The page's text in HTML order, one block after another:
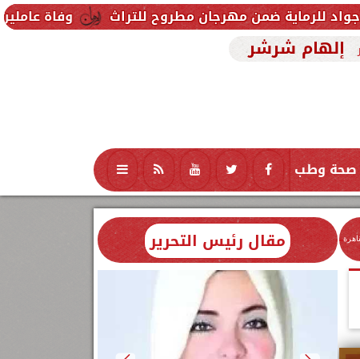
وفاة عاملين متأثرين مهرجان مطروح للتراث
إلهام شرشر
صحة وطب تكنولوجيا منوعات محافظات
مقال رئيس التحرير